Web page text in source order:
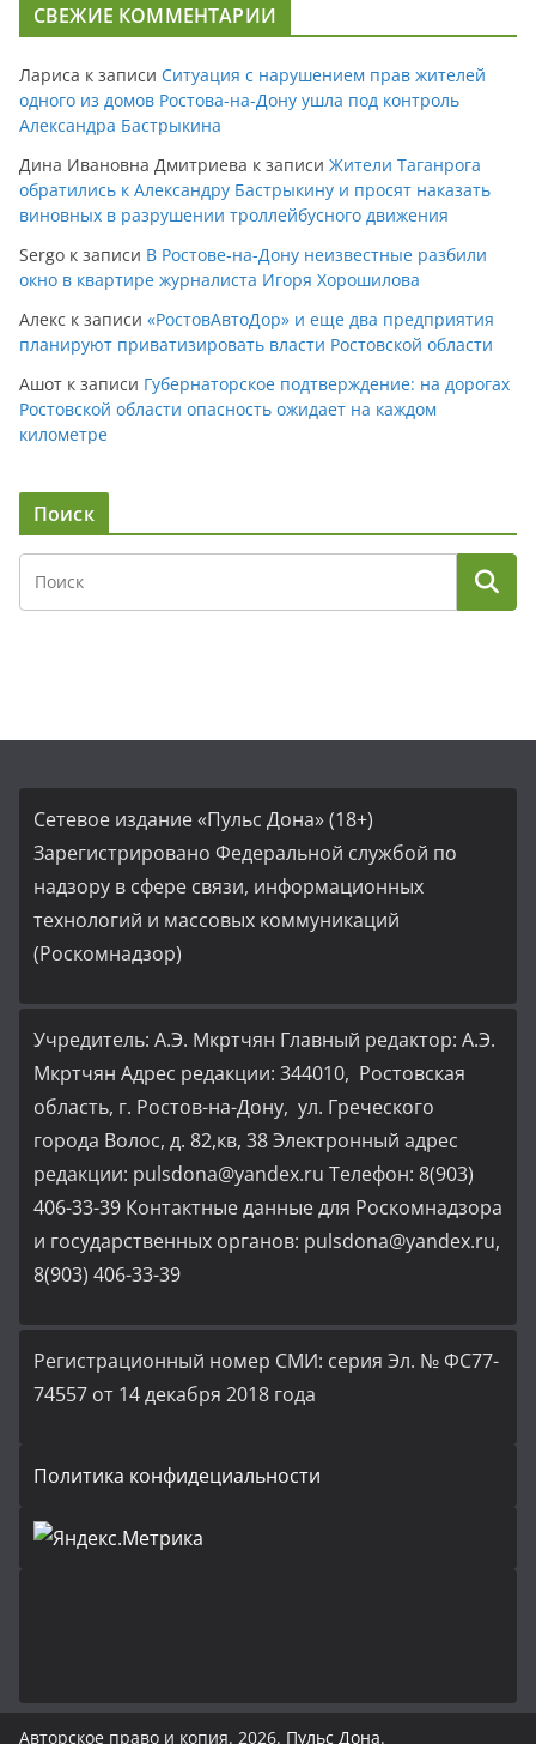
СВЕЖИЕ КОММЕНТАРИИ
Лариса к записи Ситуация с нарушением прав жителей
одного из домов Ростова-на-Дону ушла под контроль
Александра Бастрыкина
Дина Ивановна Дмитриева к записи Жители Таганрога
обратились к Александру Бастрыкину и просят наказать
виновных в разрушении троллейбусного движения
Sergo к записи В Ростове-на-Дону неизвестные разбили
окно в квартире журналиста Игоря Хорошилова
Алекс к записи «РостовАвтоДор» и еще два предприятия
планируют приватизировать власти Ростовской области
Ашот к записи Губернаторское подтверждение: на дорогах
Ростовской области опасность ожидает на каждом
километре
Поиск
Сетевое издание «Пульс Дона» (18+)
Зарегистрировано Федеральной службой по
надзору в сфере связи, информационных
технологий и массовых коммуникаций
(Роскомнадзор)
Учредитель: А.Э. Мкртчян Главный редактор: А.Э.
Мкртчян Адрес редакции: 344010, Ростовская
область, г. Ростов-на-Дону, ул. Греческого
города Волос, д. 82,кв, 38 Электронный адрес
редакции: pulsdona@yandex.ru Телефон: 8(903)
406-33-39 Контактные данные для Роскомнадзора
и государственных органов: pulsdona@yandex.ru,
8(903) 406-33-39
Регистрационный номер СМИ: серия Эл. № ФС77-
74557 от 14 декабря 2018 года
Политика конфидециальности
Авторское право и копия. 2026. Пульс Дона.